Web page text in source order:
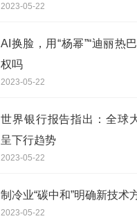
2023-05-22
AI换脸，用“杨幂”“迪丽热
权吗
2023-05-22
世界银行报告指出：全球
呈下行趋势
2023-05-22
制冷业“碳中和”明确新技术
2023-05-22